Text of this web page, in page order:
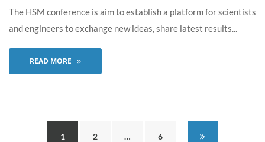
The HSM conference is aim to establish a platform for scientists
and engineers to exchange new ideas, share latest results...
READ MORE
1 2 … 6